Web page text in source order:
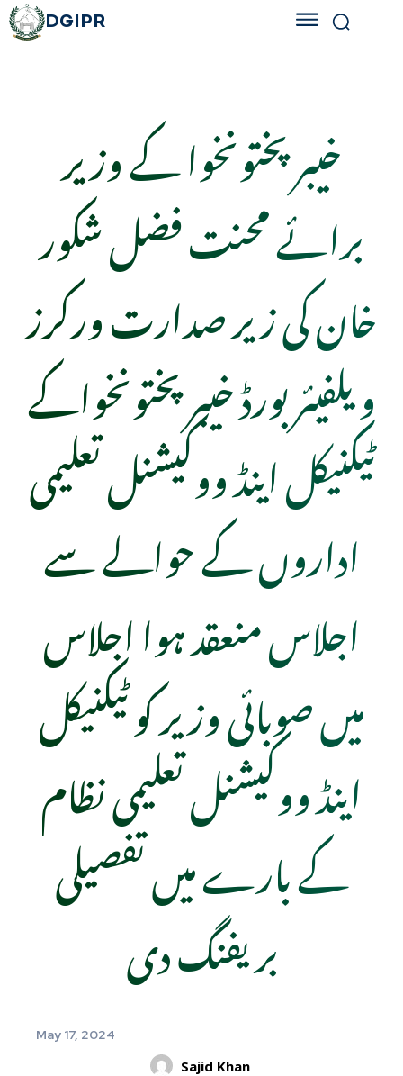
DGIPR
خیبر پختونخوا کے وزیر
برائے محنت فضل شکور
خان کی زیر صدارت ورکرز
ویلفیئر بورڈ خیبر پختونخواکے
ٹیکنیکل اینڈ ووکیشنل تعلیمی
اداروں کے حوالے سے
اجلاس منعقد ہوا اجلاس
میں صوبائی وزیر کو ٹیکنیکل
اینڈ ووکیشنل تعلیمی نظام
کے بارے میں تفصیلی
بریفنگ دی
May 17, 2024
Sajid Khan